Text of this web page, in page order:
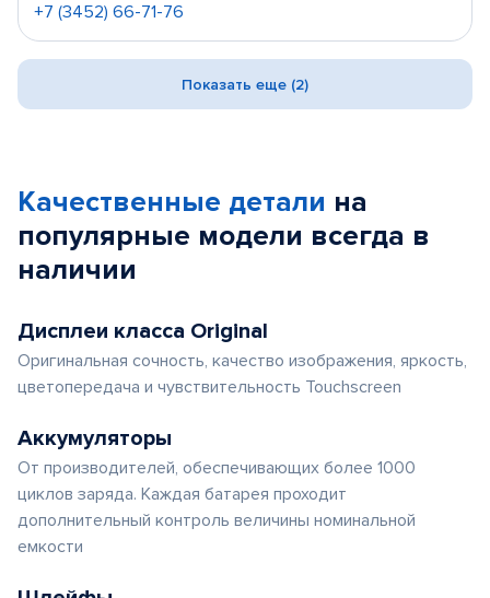
+7 (3452) 66-71-76
Показать еще (2)
Качественные детали на
популярные модели всегда в
наличии
Дисплеи класса Original
Оригинальная сочность, качество изображения, яркость,
цветопередача и чувствительность Touchscreen
Аккумуляторы
От производителей, обеспечивающих более 1000
циклов заряда. Каждая батарея проходит
дополнительный контроль величины номинальной
емкости